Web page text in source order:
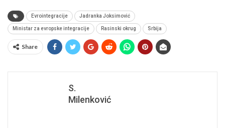
Evrointegracije Jadranka Joksimović
Ministar za evropske integracije Rasinski okrug Srbija
Share
S.
Milenković